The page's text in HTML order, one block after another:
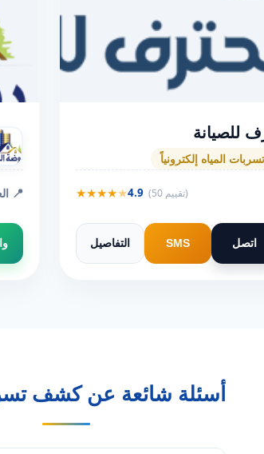
للصيانة
المياه إلكترونياً
★★★★★4.9 (50 تقييم)
اتصل SMS التفاصيل
📍
أسئلة شائعة عن كشف